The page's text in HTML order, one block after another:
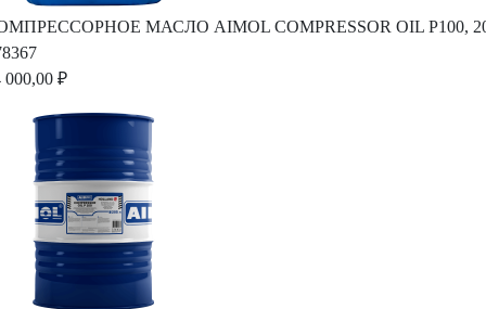
МАСЛО AIMOL COMPRESSOR OIL P100,
000,00 ₽